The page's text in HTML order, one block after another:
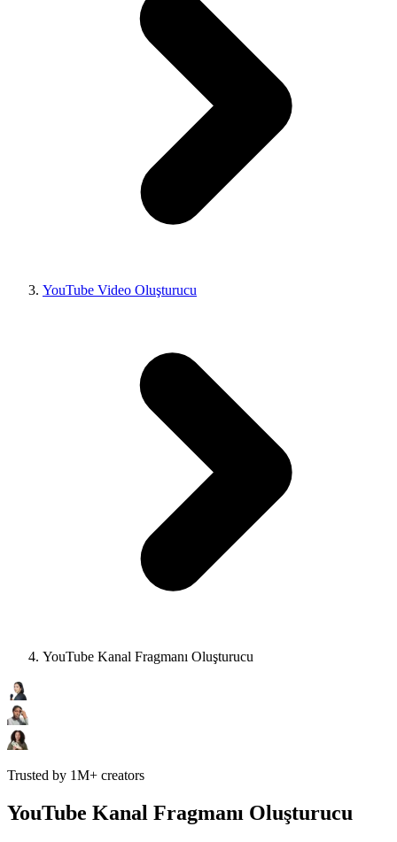
YouTube Video Oluşturucu
YouTube Kanal Fragmanı Oluşturucu
Trusted by 1M+ creators
YouTube Kanal Fragmanı Oluşturucu